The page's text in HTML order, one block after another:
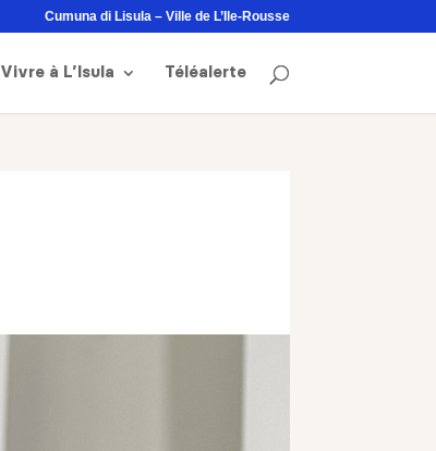
Cumuna di Lisula – Ville de L’Ile-Rousse
Vivre à L’Isula Téléalerte